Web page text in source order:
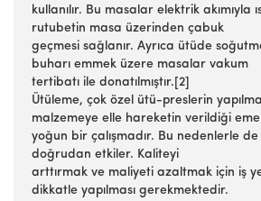
kullanılır. Bu masalar elektrik akımıyla
rutubetin masa üzerinden çabuk
geçmesi sağlanır. Ayrıca ütüde
buharı emmek üzere masalar vakum
tertibatı ile donatılmıştır.[2]
Ütüleme, çok özel ütü-preslerin
malzemeye elle hareketin verildiği
yoğun bir çalışmadır. Bu nedenlerle
doğrudan etkiler. Kaliteyi
arttırmak ve maliyeti azaltmak için iş
dikkatle yapılması gerekmektedir.